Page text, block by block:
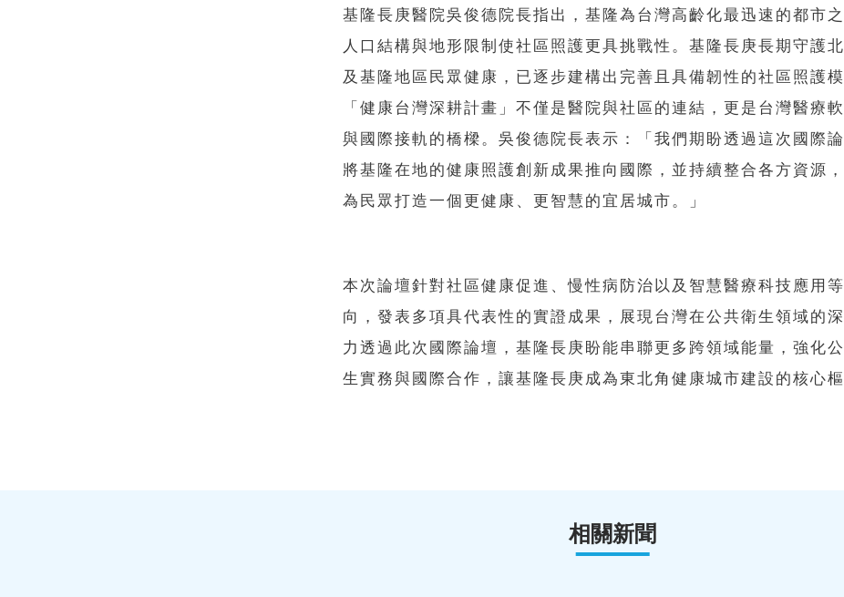
基隆長庚醫院吳俊德院長指出，基隆為台灣高齡化最迅速的都市之
人口結構與地形限制使社區照護更具挑戰性。基隆長庚長期守護
及基隆地區民眾健康，已逐步建構出完善且具備韌性的社區照護模
「健康台灣深耕計畫」不僅是醫院與社區的連結，更是台灣醫療
與國際接軌的橋樑。吳俊德院長表示：「我們期盼透過這次國際論
將基隆在地的健康照護創新成果推向國際，並持續整合各方資源
為民眾打造一個更健康、更智慧的宜居城市。」
本次論壇針對社區健康促進、慢性病防治以及智慧醫療科技應用
向，發表多項具代表性的實證成果，展現台灣在公共衛生領域的
力透過此次國際論壇，基隆長庚盼能串聯更多跨領域能量，強化
生實務與國際合作，讓基隆長庚成為東北角健康城市建設的核心樞
相關新聞